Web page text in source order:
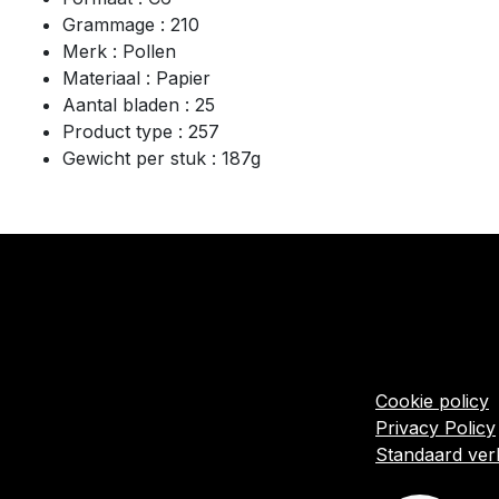
Grammage : 210
Merk : Pollen
Materiaal : Papier
Aantal bladen : 25
Product type : 257
Gewicht per stuk : 187g
Cookie policy
Privacy Policy
Standaard